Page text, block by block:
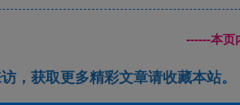
------本页
，获取更多精彩文章请收藏本站。